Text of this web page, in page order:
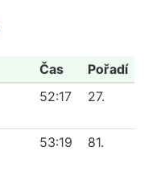
Čas
Pořadí
52:17 27.
53:19 81.